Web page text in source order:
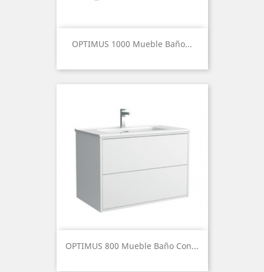
OPTIMUS 1000 Mueble Baño...
OPTIMUS 800 Mueble Baño Con...